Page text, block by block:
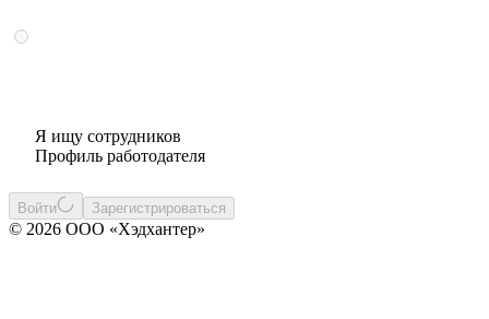
Я ищу сотрудников
Профиль работодателя
Войти Зарегистрироваться
© 2026 ООО «Хэдхантер»